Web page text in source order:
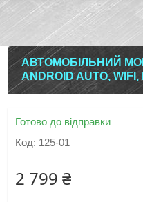
АВТОМОБІЛЬНИЙ
ANDROID AUTO,
Готово до відправки
Код: 125-01
2 799 ₴